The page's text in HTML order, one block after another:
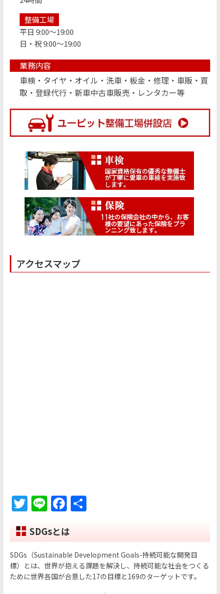
整備工場
平日 9:00～19:00
日・祝 9:00～19:00
業務内容
車検・タイヤ・オイル・洗車・板金・修理・車販・買
取・登録代行・新車中古車販売・レンタカー等
アクセスマップ
T
w
itt
er
Li
n
e
F
a
c
e
b
o
共
SDGsとは
SDGs（Sustainable Development Goals-持続可能な開発目
標）とは、世界が抱える課題を解決し、持続可能な社会をつくる
ために世界各国が合意した17の目標と169のターゲットです。